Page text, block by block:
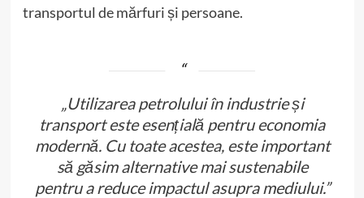
transportul de mărfuri și persoane.
„Utilizarea petrolului în industrie și
transport este esențială pentru economia
modernă. Cu toate acestea, este important
să găsim alternative mai sustenabile
pentru a reduce impactul asupra mediului.”